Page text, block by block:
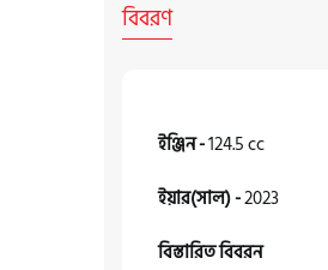
বিবরণ
ইঞ্জিন -124.5 cc
ইয়ার(সাল) -2023
বিস্তারিত বিবরন